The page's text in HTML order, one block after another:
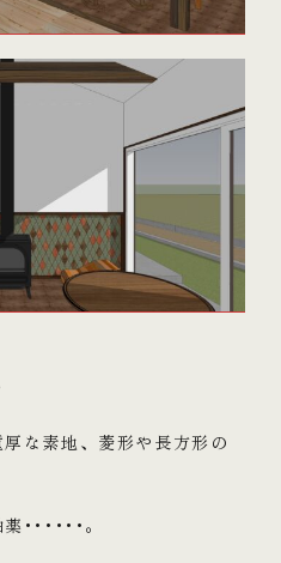
な素地、菱形や長方形の
･･････。